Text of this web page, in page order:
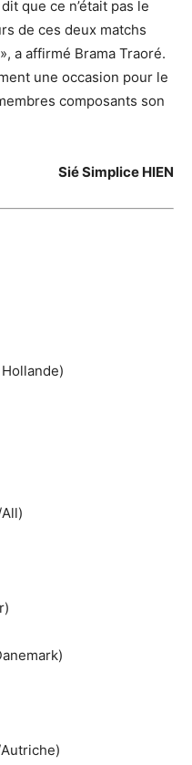
que ce n’était pas le
de ces deux matchs
a affirmé Brama Traoré.
une occasion pour le
composants son
SiéSimplice HIEN
)